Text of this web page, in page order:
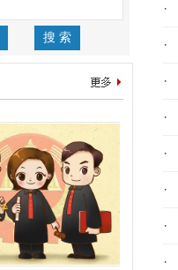
搜 索
·
·
·
·
·
·
·
·